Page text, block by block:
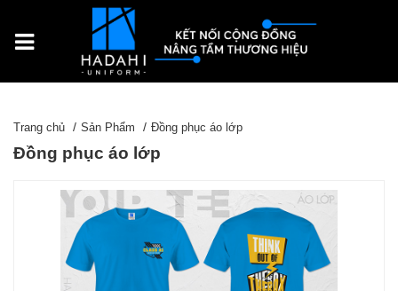
Trang chủ Sản Phẩm Đồng phục áo lớp
Đồng phục áo lớp